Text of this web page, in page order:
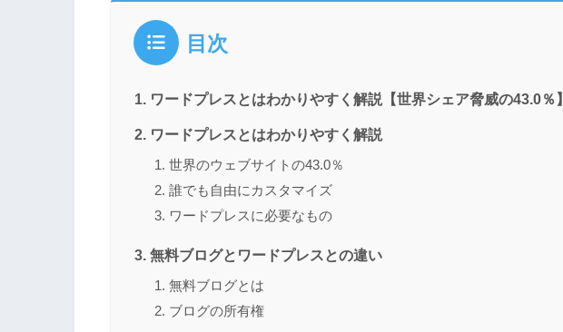
目次
ワードプレスとはわかりやすく解説【世界シェア脅威の43.0％】
ワードプレスとはわかりやすく解説
世界のウェブサイトの43.0％
誰でも自由にカスタマイズ
ワードプレスに必要なもの
無料ブログとワードプレスとの違い
無料ブログとは
ブログの所有権